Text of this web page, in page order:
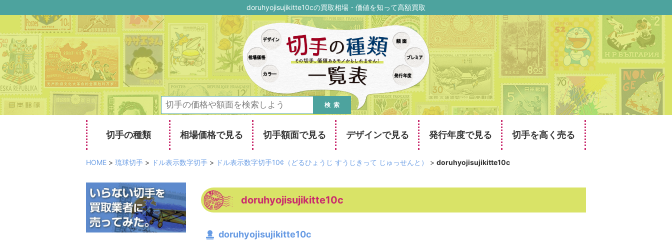
doruhyojisujikitte10cの買取相場・価値を知って高額買取
検索
切手の種類 相場価格で見る 切手額面で見る デザインで見る 発行年度で見る 切手を高く売る
HOME > 琉球切手 > ドル表示数字切手 > ドル表示数字切手10¢（どるひょうじ すうじきって じゅっせんと） > doruhyojisujikitte10c
doruhyojisujikitte10c
doruhyojisujikitte10c